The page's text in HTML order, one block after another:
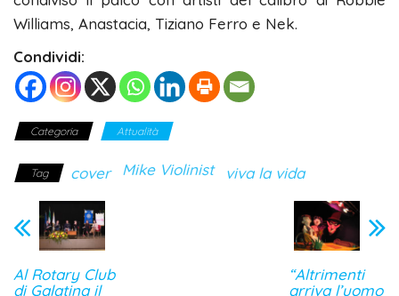
Williams, Anastacia, Tiziano Ferro e Nek.
Condividi:
Categoria Attualità
Tag cover Mike Violinist viva la vida
Al Rotary Club
di Galatina il
“Altrimenti
arriva l’uomo